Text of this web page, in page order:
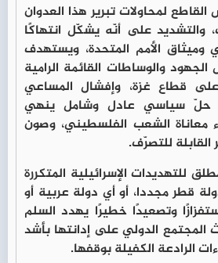
القاطع لمحاولات تبرير هذا العدوان
والتشديد على أنّه يشكّل انتهاكًا
وميثاق الأمم المتحدة، ويستهدف
والوساطات القائمة الرامية
قطاع غزة، وإفشال المساعي
حلّ سياسي عادل وشامل ينهي
معاناة الشعب الفلسطيني، وصون
للتصرّف.
للتهديدات الإسرائيلية المتكررة
قطر مجددا، أو أي دولة عربية أو
وتصعيدًا خطيرًا يهدد السلم
المجتمع الدولي على إدانتها بأشد
الرادعة الكفيلة بوقفها.